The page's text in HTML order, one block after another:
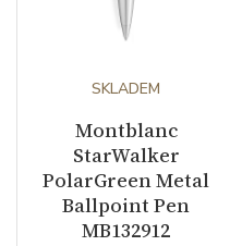
SKLADEM
Montblanc
StarWalker
PolarGreen Metal
Ballpoint Pen
MB132912